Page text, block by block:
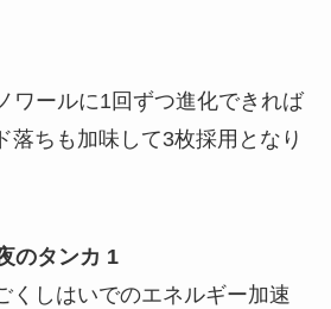
ワールに1回ずつ進化できれば
落ちも加味して3枚採用となり
のタンカ 1
くしはいでのエネルギー加速